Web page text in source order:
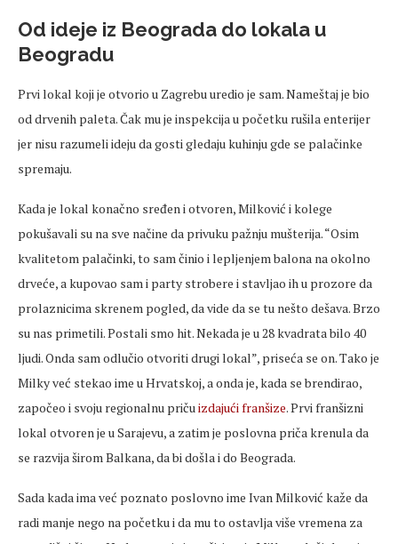
Od ideje iz Beograda do lokala u
Beogradu
Prvi lokal koji je otvorio u Zagrebu uredio je sam. Nameštaj je bio
od drvenih paleta. Čak mu je inspekcija u početku rušila enterijer
jer nisu razumeli ideju da gosti gledaju kuhinju gde se palačinke
spremaju.
Kada je lokal konačno sređen i otvoren, Milković i kolege
pokušavali su na sve načine da privuku pažnju mušterija. “Osim
kvalitetom palačinki, to sam činio i lepljenjem balona na okolno
drveće, a kupovao sam i party strobere i stavljao ih u prozore da
prolaznicima skrenem pogled, da vide da se tu nešto dešava. Brzo
su nas primetili. Postali smo hit. Nekada je u 28 kvadrata bilo 40
ljudi. Onda sam odlučio otvoriti drugi lokal”, priseća se on. Tako je
Milky već stekao ime u Hrvatskoj, a onda je, kada se brendirao,
započeo i svoju regionalnu pričuizdajući franšize. Prvi franšizni
lokal otvoren je u Sarajevu, a zatim je poslovna priča krenula da
se razvija širom Balkana, da bi došla i do Beograda.
Sada kada ima već poznato poslovno ime Ivan Milković kaže da
radi manje nego na početku i da mu to ostavlja više vremena za